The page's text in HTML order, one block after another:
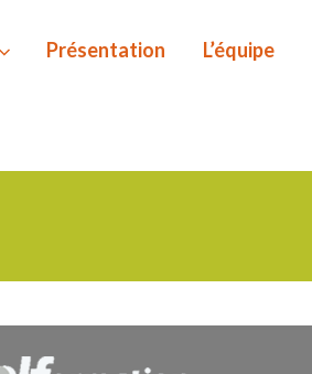
Présentation L’équipe